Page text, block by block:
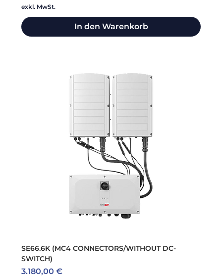
exkl. MwSt.
In den Warenkorb
SE66.6K (MC4 CONNECTORS/WITHOUT DC-
SWITCH)
Preis
3.180,00 €